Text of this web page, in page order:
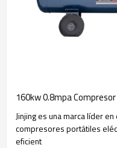
Jinjing es una marca líder
compresores portátiles
eficient